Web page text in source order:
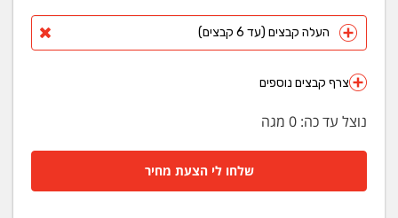
העלה קבצים (עד 6 קבצים)
צרף קבצים נוספים
נוצל עד כה: 0 מגה
שלחו לי הצעת מחיר